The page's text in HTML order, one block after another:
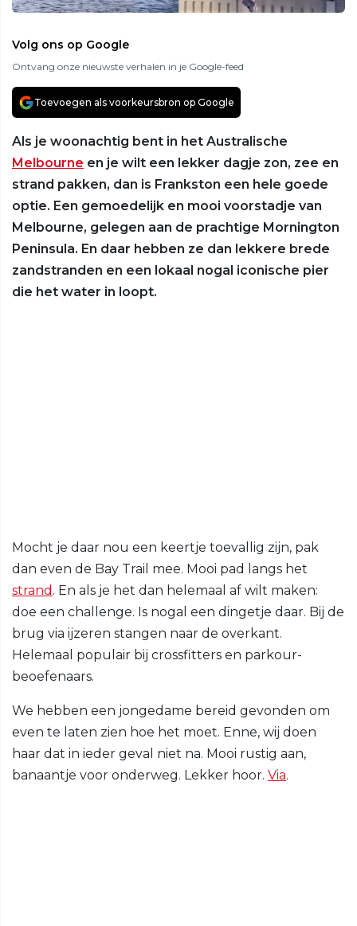
Volg ons op Google
Ontvang onze nieuwste verhalen in je Google-feed
Toevoegen als voorkeursbron op Google
Als je woonachtig bent in het Australische
Melbourne en je wilt een lekker dagje zon, zee en
strand pakken, dan is Frankston een hele goede
optie. Een gemoedelijk en mooi voorstadje van
Melbourne, gelegen aan de prachtige Mornington
Peninsula. En daar hebben ze dan lekkere brede
zandstranden en een lokaal nogal iconische pier
die het water in loopt.
Mocht je daar nou een keertje toevallig zijn, pak
dan even de Bay Trail mee. Mooi pad langs het
strand . En als je het dan helemaal af wilt maken:
doe een challenge. Is nogal een dingetje daar. Bij de
brug via ijzeren stangen naar de overkant.
Helemaal populair bij crossfitters en parkour-
beoefenaars.
We hebben een jongedame bereid gevonden om
even te laten zien hoe het moet. Enne, wij doen
haar dat in ieder geval niet na. Mooi rustig aan,
banaantje voor onderweg. Lekker hoor. Via.